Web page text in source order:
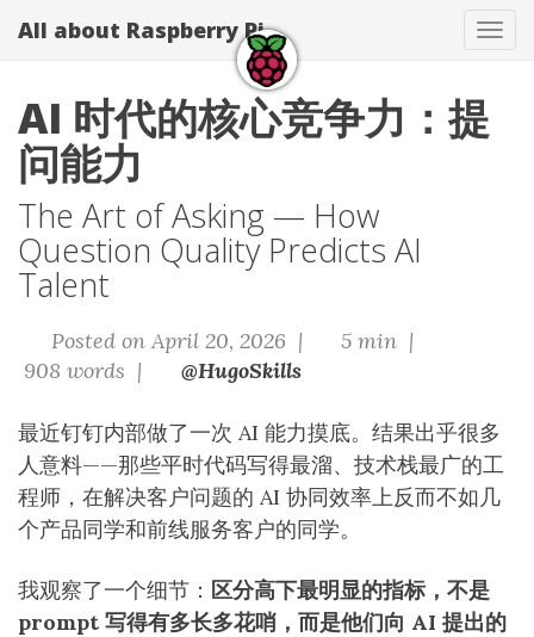
All about Raspberry Pi
AI 时代的核心竞争力：提
问能力
The Art of Asking — How
Question Quality Predicts AI
Talent
Posted on April 20, 2026 |
5 min |
908 words |
@HugoSkills
最近钉钉内部做了一次 AI 能力摸底。结果出乎很多
人意料——那些平时代码写得最溜、技术栈最广的工
程师，在解决客户问题的 AI 协同效率上反而不如几
个产品同学和前线服务客户的同学。
我观察了一个细节： 区分高下最明显的指标，不是
prompt 写得有多长多花哨，而是他们向 AI 提出的